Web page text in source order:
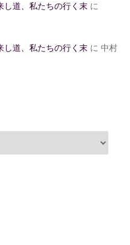
し道、私たちの行く末 に
し道、私たちの行く末 に 中村